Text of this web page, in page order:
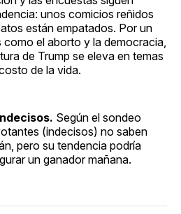
unos comicios reñidos
están empatados. Por un
como el aborto y la democracia,
de Trump se eleva en temas
de la vida.
Según el sondeo
(indecisos) no saben
pero su tendencia podría
un ganador mañana.